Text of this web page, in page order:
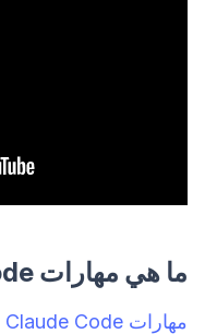
ما هي مهارات Claude Code؟
مهارات Claude Code